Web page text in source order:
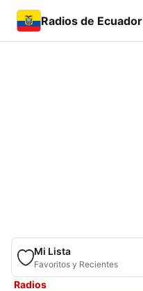
Radios de Ecuador
Mi Lista
Favoritos y Recientes
Radios